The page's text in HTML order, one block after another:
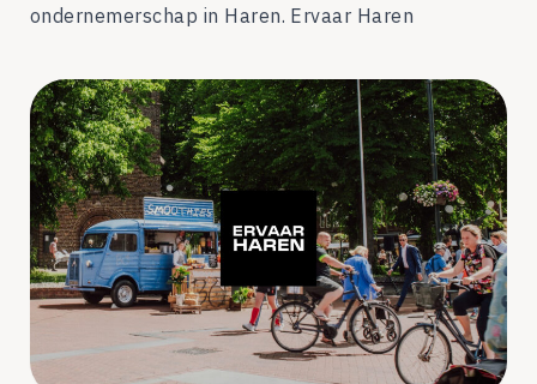
ondernemerschap in Haren. Ervaar Haren